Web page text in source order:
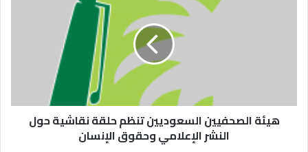
هيئة الصحفيين السعوديين تنظم حلقة نقاشية حول
النشر الإعلامي وحقوق الإنسان